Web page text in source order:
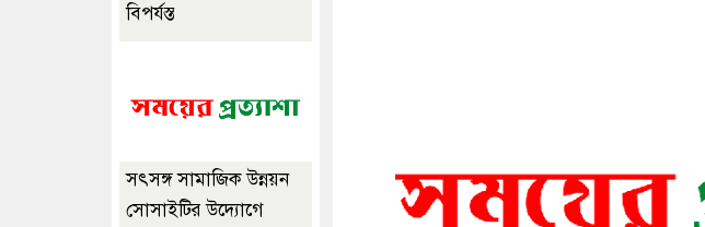
বিপর্যস্ত
সৎসঙ্গ সামাজিক উন্নয়ন
সোসাইটির উদ্যোগে